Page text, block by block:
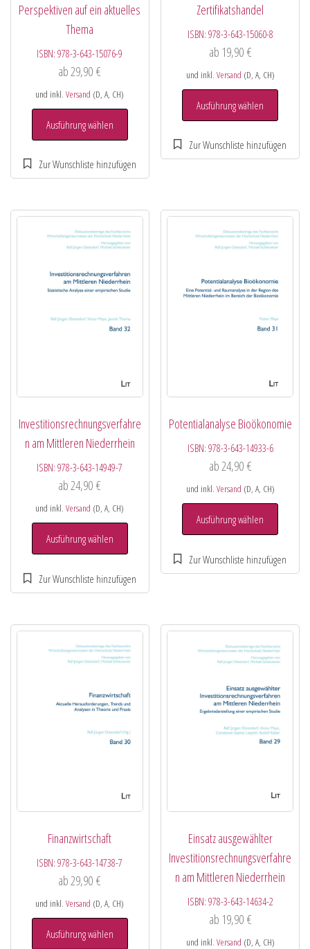
Perspektiven auf ein aktuelles
Thema
ISBN:978-3-643-15076-9
ab29,90€
und inkl.Versand (D, A, CH)
Ausführung wählen
Zertifikatshandel
ISBN: 978-3-643-15060-8
ab 19,90 €
und inkl. Versand (D, A, CH)
Ausführung wählen
Investitionsrechnungsverfahre
n am Mittleren Niederrhein
ISBN:978-3-643-14949-7
ab24,90€
und inkl.Versand (D, A, CH)
Ausführung wählen
Potentialanalyse Bioökonomie
ISBN: 978-3-643-14933-6
ab24,90 €
und inkl. Versand (D, A, CH)
Ausführung wählen
Finanzwirtschaft
ISBN:978-3-643-14738-7
ab29,90€
und inkl.Versand (D, A, CH)
Ausführung wählen
Einsatz ausgewählter
Investitionsrechnungsverfahre
n am Mittleren Niederrhein
ISBN: 978-3-643-14634-2
ab 19,90 €
und inkl. Versand (D, A, CH)